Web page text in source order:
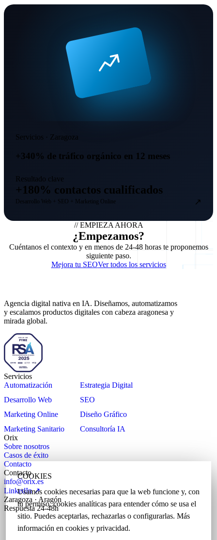
Servicios · Zaragoza
+340% de tráfico orgánico en 12 meses
Resultado clave
+180% contactos cualificados
Desarrollo Web + SEO + Marketing Online ↗
// EMPIEZA AHORA
¿Empezamos?
Cuéntanos el contexto y en menos de 24-48 horas te proponemos
siguiente paso.
Mejora tu SEOVer todos los servicios
Agencia digital nativa en IA. Diseñamos, automatizamos
y escalamos productos digitales con cabeza aragonesa y
mirada global.
Servicios
Automatización
Estrategia Digital
Desarrollo Web
SEO
Marketing Online
Diseño Gráfico
Marketing Sanitario
Consultoría IA
Orix
Sobre nosotros
Casos de éxito
Contacto
Contacto
info@orix.es
LinkedIn ↗
Zaragoza · Aragón
Respuesta 24-48h
COOKIES
Usamos cookies necesarias para que la web funcione y, con
tu permiso, cookies analíticas para entender cómo se usa el
sitio. Puedes aceptarlas, rechazarlas o configurarlas. Más
información en cookies y privacidad.